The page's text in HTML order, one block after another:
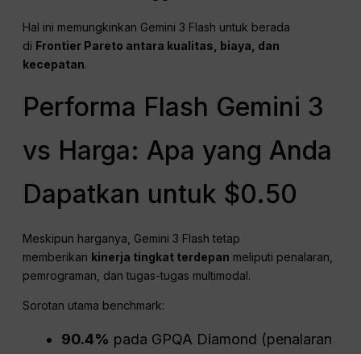
Hal ini memungkinkan Gemini 3 Flash untuk berada
di Frontier Pareto antara kualitas, biaya, dan
kecepatan.
Performa Flash Gemini 3
vs Harga: Apa yang Anda
Dapatkan untuk $0.50
Meskipun harganya, Gemini 3 Flash tetap
memberikan kinerja tingkat terdepan meliputi penalaran,
pemrograman, dan tugas-tugas multimodal.
Sorotan utama benchmark:
90.4% pada GPQA Diamond (penalaran